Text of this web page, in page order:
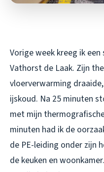
Vorige week kreeg ik
Vathorst de Laak. Zijn
vloerverwarming
ijskoud. Na 25 minuten
met mijn
minuten had ik de
de PE-leiding onder zijn
de keuken en